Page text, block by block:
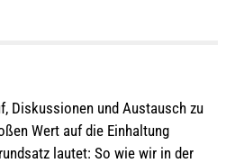
Diskussionen und Austausch zu
Wert auf die Einhaltung
lautet: So wie wir in der